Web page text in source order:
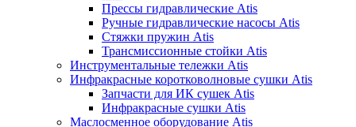
Прессы гидравлические Atis
Ручные гидравлические насосы Atis
Стяжки пружин Atis
Трансмиссионные стойки Atis
Инструментальные тележки Atis
Инфракрасные коротковолновые сушки Atis
Запчасти для ИК сушек Atis
Инфракрасные сушки Atis
Маслосменное оборудование Atis